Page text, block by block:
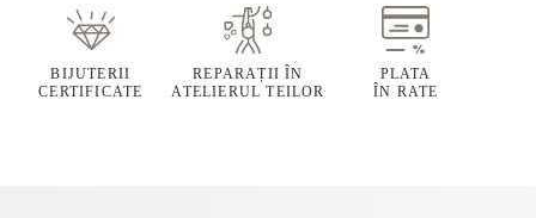
BIJUTERII
CERTIFICATE
REPARAȚII ÎN
ATELIERUL TEILOR
PLATA
ÎN RATE